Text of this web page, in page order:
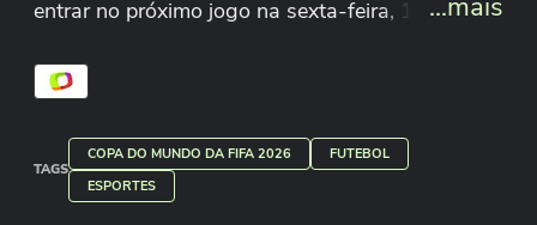
entrar no próximo jogo na sexta-feira, 19.
#TerraNaCopa
Paula Almeida/Terra
...mais
TAGS
COPA DO MUNDO DA FIFA 2026
FUTEBOL
ESPORTES